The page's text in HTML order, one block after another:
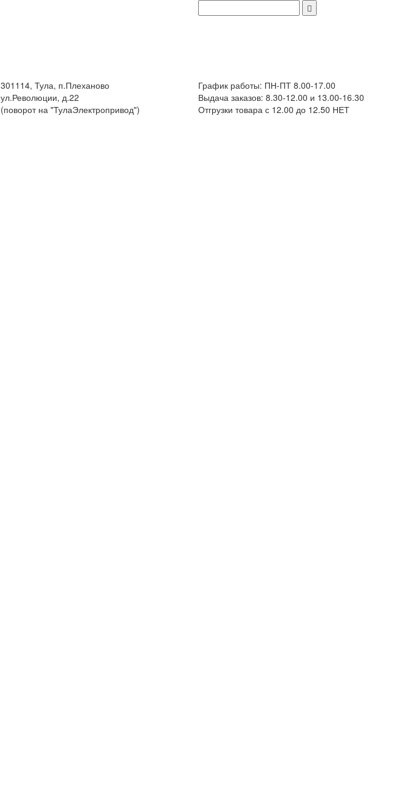
301114, Тула, п.Плеханово
ул.Революции, д.22
(поворот на "ТулаЭлектропривод")
График работы: ПН-ПТ 8.00-17.00
Выдача заказов: 8.30-12.00 и 13.00-16.30
Отгрузки товара с 12.00 до 12.50 НЕТ